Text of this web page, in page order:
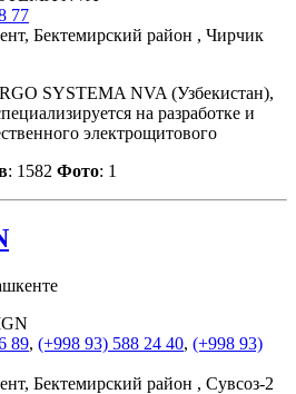
77
Бектемирский район , Чирчик
SYSTEMA NVA (Узбекистан),
на разработке и
электрощитового
: 1582 Фото: 1
89, (+998 93) 588 24 40, (+998 93)
Бектемирский район , Сувсоз-2